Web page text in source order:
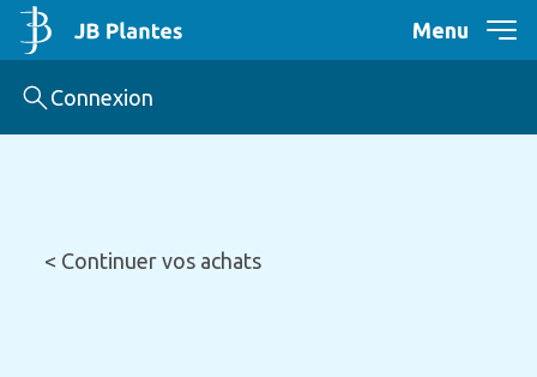
Menu
Connexion
< Continuer vos achats